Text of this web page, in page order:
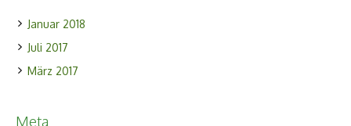
Januar 2018
Juli 2017
März 2017
Meta